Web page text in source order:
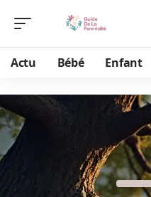
Actu Bébé Enfant